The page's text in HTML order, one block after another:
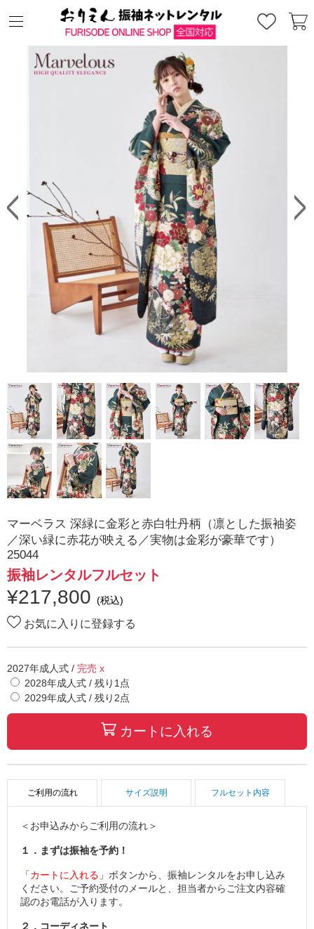
マーベラス 深緑に金彩と赤白牡丹柄（凛とした振袖姿
／深い緑に赤花が映える／実物は金彩が豪華です）
25044
振袖レンタルフルセット
¥217,800 (税込)
お気に入りに登録する
2027年成人式 / 完売 x
2028年成人式 / 残り 1 点
2029年成人式 / 残り 2点
カートに入れる
ご利用の流れ サイズ説明 フルセット内容
＜お申込みからご利用の流れ＞
１．まずは振袖を予約！
「カートに入れる 」ボタンから、振袖レンタルをお申し込み
ください。ご予約受付のメールと、担当者からご注文内容確
認のお電話が入ります。
２．コーディネート